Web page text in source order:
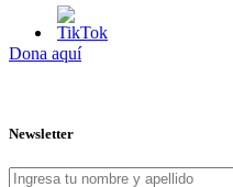
Dona aquí
Newsletter